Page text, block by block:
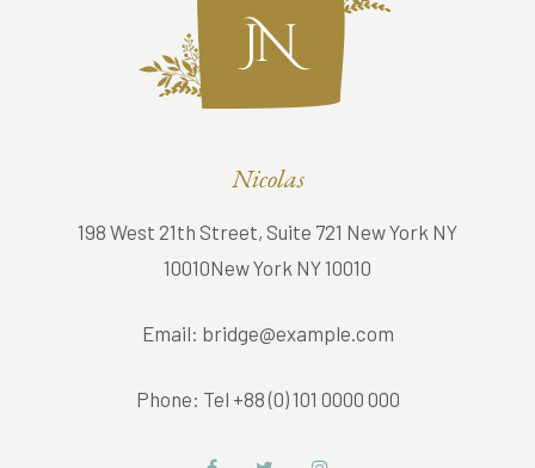
Nicolas
198 West 21th Street, Suite 721 New York NY
10010New York NY 10010
Email: bridge@example.com
Phone: Tel +88 (0) 101 0000 000